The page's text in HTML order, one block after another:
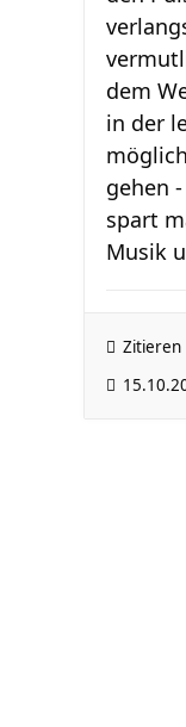
dem
in der
gehen
spart
Musik
Zitieren